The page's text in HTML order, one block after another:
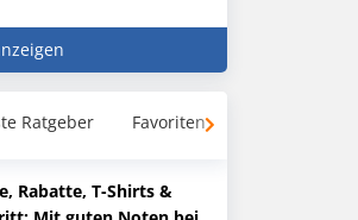
Ratgeber Favoriten
Rabatte, T-Shirts &